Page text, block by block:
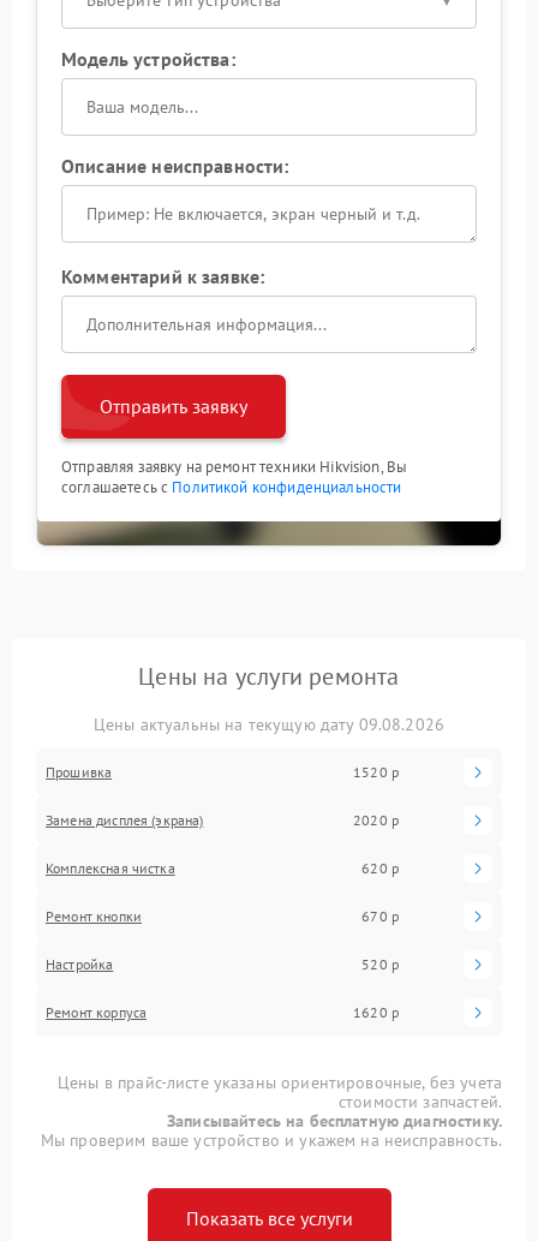
Модель устройства:
Описание неисправности:
Комментарий к заявке:
Отправить заявку
Отправляя заявку на ремонт техники Hikvision, Вы
соглашаетесь с Политикой конфиденциальности
Цены на услуги ремонта
Цены актуальны на текущую дату 09.08.2026
Прошивка 1520 р
Замена дисплея (экрана) 2020 р
Комплексная чистка 620 р
Ремонт кнопки 670 р
Настройка 520 р
Ремонт корпуса 1620 р
Цены в прайс-листе указаны ориентировочные, без учета
стоимости запчастей.
Записывайтесь на бесплатную диагностику.
Мы проверим ваше устройство и укажем на неисправность.
Показать все услуги